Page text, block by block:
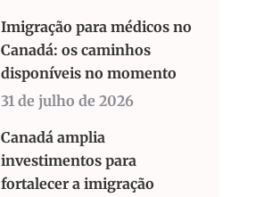
Imigração para médicos no
Canadá: os caminhos
disponíveis no momento
31 de julho de 2026
Canadá amplia
investimentos para
fortalecer a imigração